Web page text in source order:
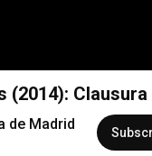
(2014): Clausura
de Madrid